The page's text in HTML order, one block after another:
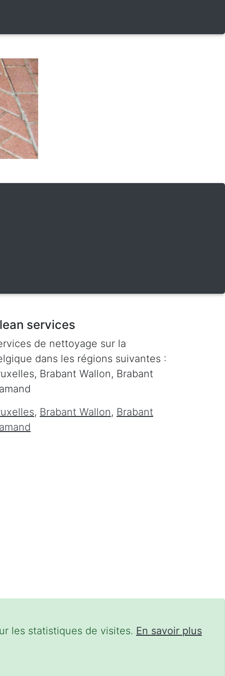
les statistiques de visites. En savoir plus
services
de nettoyage sur la
dans les régions suivantes :
Brabant Wallon, Brabant
, Brabant Wallon, Brabant